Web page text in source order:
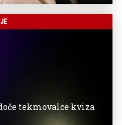
tekmovalce kviza